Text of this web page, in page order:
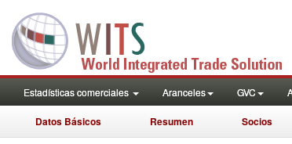
Estadísticas comerciales Aranceles GVC
Datos Básicos Resumen Socios